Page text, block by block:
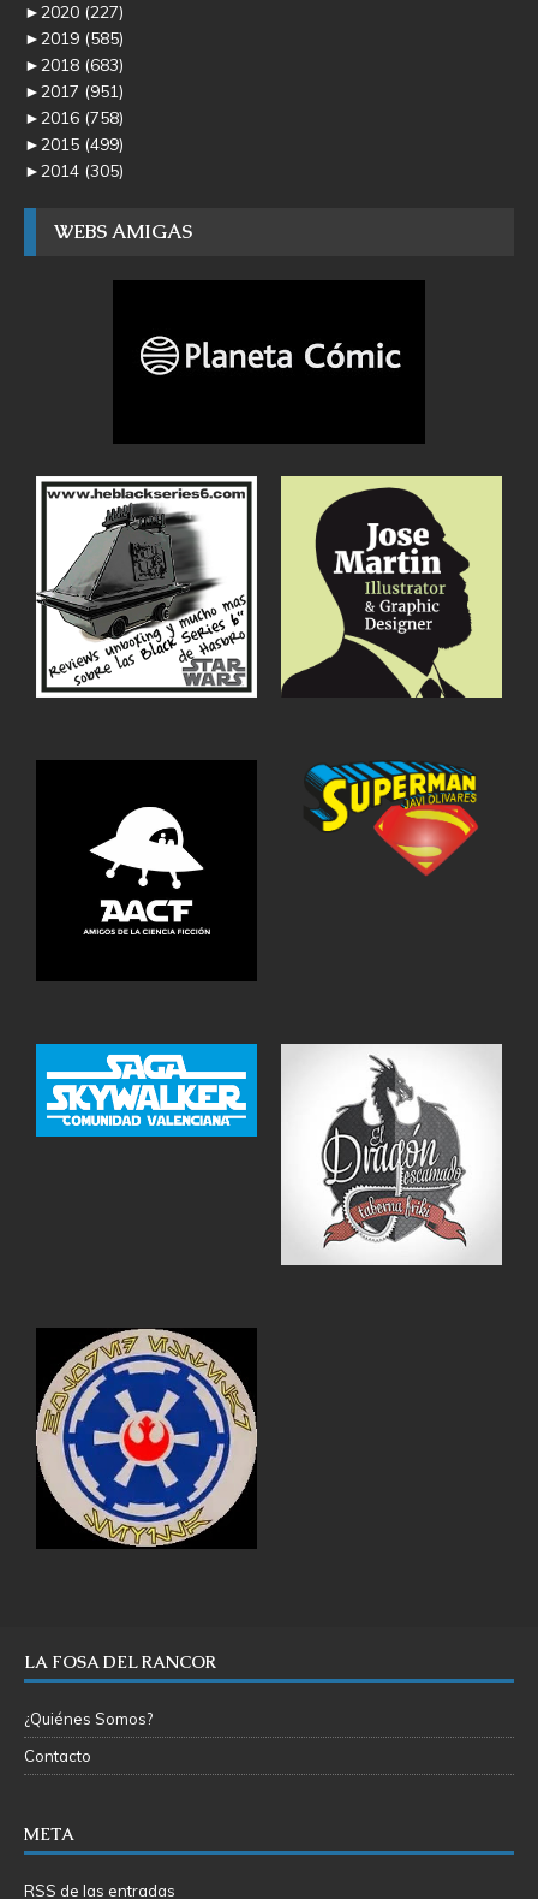
►2020 (227)
►2019 (585)
►2018 (683)
►2017 (951)
►2016 (758)
►2015 (499)
►2014 (305)
WEBS AMIGAS
LA FOSA DEL RANCOR
¿Quiénes Somos?
Contacto
META
RSS de las entradas